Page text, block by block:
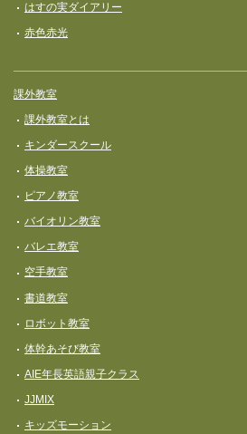
はすの実ダイアリー
赤色赤光
課外教室
課外教室とは
キンダースクール
体操教室
ピアノ教室
バイオリン教室
バレエ教室
空手教室
書道教室
ロボット教室
体幹あそび教室
AIE年長英語親子クラス
JJMIX
キッズモーション